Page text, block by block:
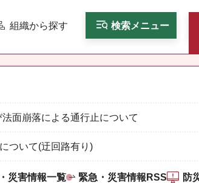
組織から探す 検索メニュー
面崩落による通行止について
ついて(迂回路有り)
災害情報一覧 緊急・災害情報RSS 防